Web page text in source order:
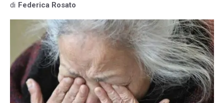
di Federica Rosato